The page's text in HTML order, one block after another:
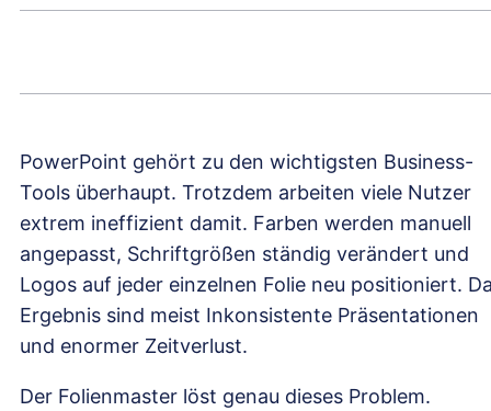
PowerPoint gehört zu den wichtigsten Business-
Tools überhaupt. Trotzdem arbeiten viele Nutzer
extrem ineffizient damit. Farben werden manuell
angepasst, Schriftgrößen ständig verändert und
Logos auf jeder einzelnen Folie neu positioniert.
Ergebnis sind meist Inkonsistente Präsentationen
und enormer Zeitverlust.
Der Folienmaster löst genau dieses Problem.